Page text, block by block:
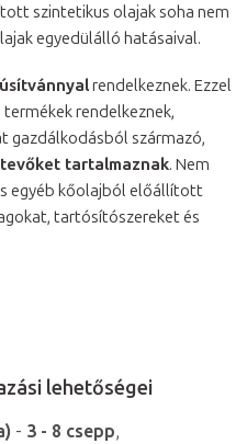
szintetikus olajak soha nem
egyedülálló hatásaival.
rendelkeznek. Ezzel
rendelkeznek,
gazdálkodásból származó,
tartalmaznak. Nem
egyéb kőolajból előállított
tartósítószereket és
lehetőségei
- 3 - 8 csepp,